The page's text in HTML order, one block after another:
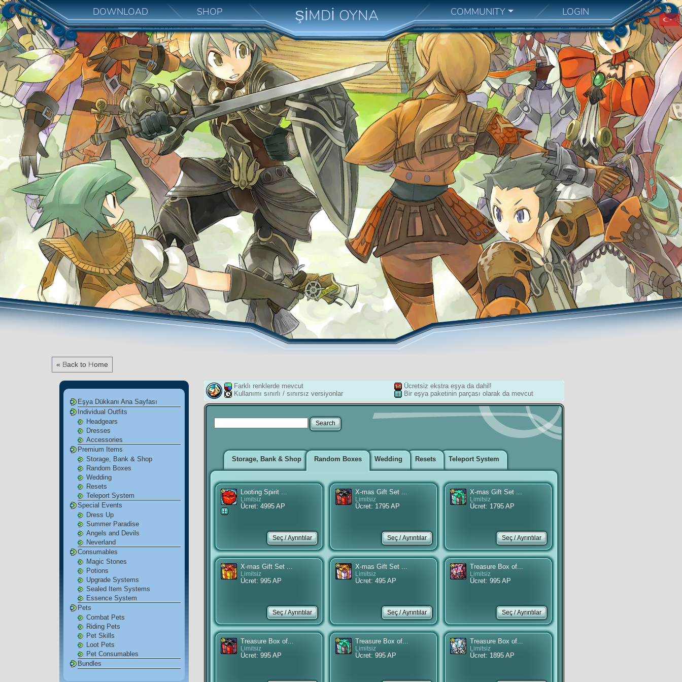
DOWNLOAD SHOP ŞİMDİ OYNA COMMUNITY LOGIN
« Back to Home
Eşya Dükkanı Ana Sayfası
Individual Outfits
Headgears
Dresses
Accessories
Premium Items
Storage, Bank & Shop
Random Boxes
Wedding
Resets
Teleport System
Special Events
Dress Up
Summer Paradise
Angels and Devils
Neverland
Consumables
Magic Stones
Potions
Upgrade Systems
Sealed Item Systems
Essence System
Pets
Combat Pets
Riding Pets
Pet Skills
Loot Pets
Pet Consumables
Bundles
Farklı renklerde mevcut
Ücretsiz ekstra eşya da dahil!
Kullanımı sınırlı / sınırsız versiyonlar
Bir eşya paketinin parçası olarak da mevcut
Storage, Bank & Shop Random Boxes Wedding Resets Teleport System
Looting Spirit ...
Limitsiz
Ücret: 4995 AP
X-mas Gift Set ...
Limitsiz
Ücret: 1795 AP
X-mas Gift Set ...
Limitsiz
Ücret: 1795 AP
X-mas Gift Set ...
Limitsiz
Ücret: 995 AP
X-mas Gift Set ...
Limitsiz
Ücret: 495 AP
Treasure Box of...
Limitsiz
Ücret: 995 AP
Treasure Box of...
Limitsiz
Ücret: 995 AP
Treasure Box of...
Limitsiz
Ücret: 995 AP
Treasure Box of...
Limitsiz
Ücret: 1895 AP